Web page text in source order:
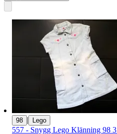
98 | Lego
557 - Snygg Lego Klänning 98